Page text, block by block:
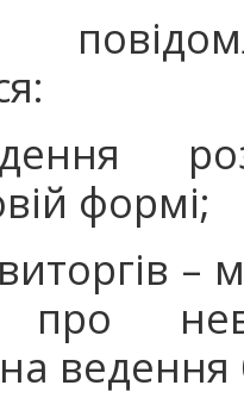
формі;
про
ведення